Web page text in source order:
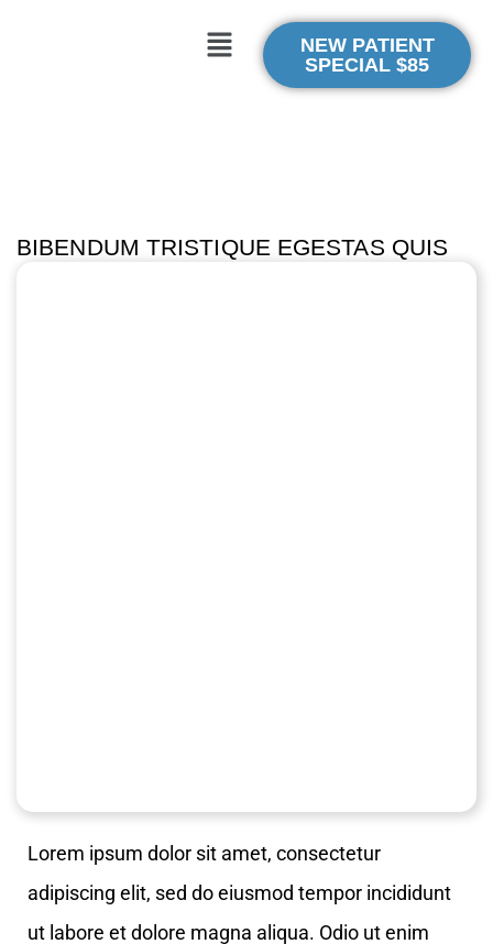
NEW PATIENT
SPECIAL $85
BIBENDUM TRISTIQUE EGESTAS QUIS
Lorem ipsum dolor sit amet, consectetur
adipiscing elit, sed do eiusmod tempor incididunt
ut labore et dolore magna aliqua. Odio ut enim